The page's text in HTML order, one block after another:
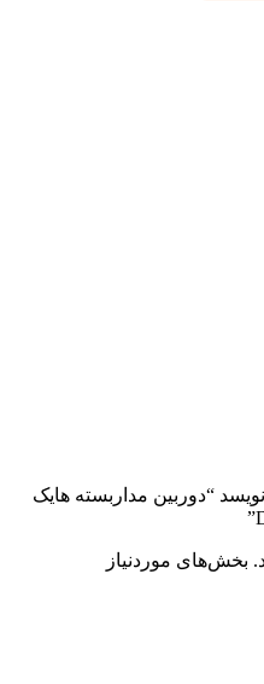
“دوربین مداربسته هایک
بخش‌های موردنیاز